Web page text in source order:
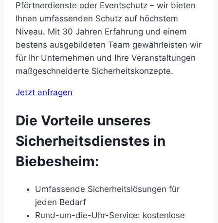
Pförtnerdienste oder Eventschutz – wir bieten
Ihnen umfassenden Schutz auf höchstem
Niveau. Mit 30 Jahren Erfahrung und einem
bestens ausgebildeten Team gewährleisten wir
für Ihr Unternehmen und Ihre Veranstaltungen
maßgeschneiderte Sicherheitskonzepte.
Jetzt anfragen
Die Vorteile unseres
Sicherheitsdienstes in
Biebesheim:
Umfassende Sicherheitslösungen für
jeden Bedarf
Rund-um-die-Uhr-Service: kostenlose